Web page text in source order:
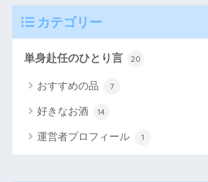
カテゴリー
単身赴任のひとり言 20
おすすめの品 7
好きなお酒 14
運営者プロフィール 1